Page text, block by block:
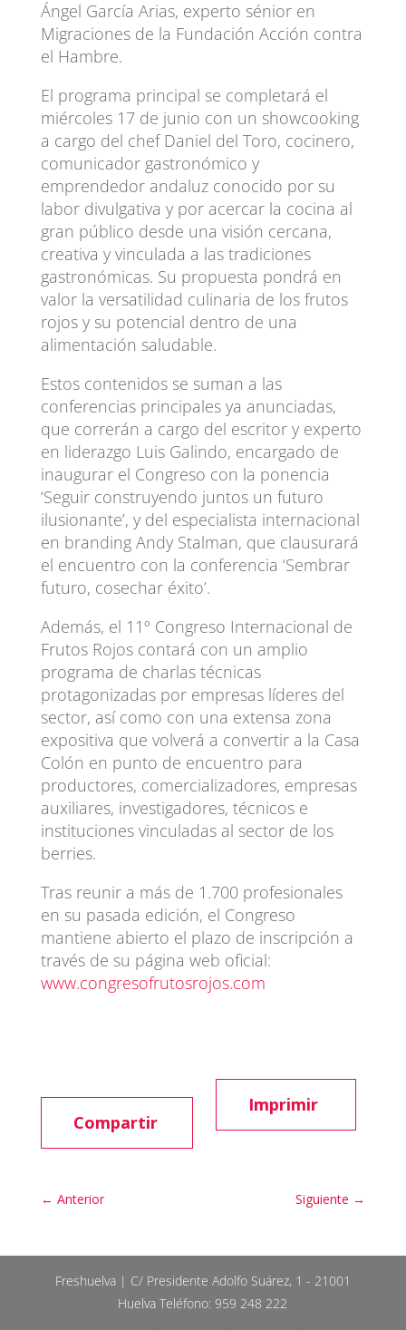
Ángel García Arias, experto sénior en
Migraciones de la Fundación Acción contra
el Hambre.
El programa principal se completará el
miércoles 17 de junio con un showcooking
a cargo del chef Daniel del Toro, cocinero,
comunicador gastronómico y
emprendedor andaluz conocido por su
labor divulgativa y por acercar la cocina al
gran público desde una visión cercana,
creativa y vinculada a las tradiciones
gastronómicas. Su propuesta pondrá en
valor la versatilidad culinaria de los frutos
rojos y su potencial dentro de una
alimentación saludable.
Estos contenidos se suman a las
conferencias principales ya anunciadas,
que correrán a cargo del escritor y experto
en liderazgo Luis Galindo, encargado de
inaugurar el Congreso con la ponencia
‘Seguir construyendo juntos un futuro
ilusionante’, y del especialista internacional
en branding Andy Stalman, que clausurará
el encuentro con la conferencia ‘Sembrar
futuro, cosechar éxito’.
Además, el 11º Congreso Internacional de
Frutos Rojos contará con un amplio
programa de charlas técnicas
protagonizadas por empresas líderes del
sector, así como con una extensa zona
expositiva que volverá a convertir a la Casa
Colón en punto de encuentro para
productores, comercializadores, empresas
auxiliares, investigadores, técnicos e
instituciones vinculadas al sector de los
berries.
Tras reunir a más de 1.700 profesionales
en su pasada edición, el Congreso
mantiene abierto el plazo de inscripción a
través de su página web oficial:
www.congresofrutosrojos.com
Compartir
Imprimir
← Anterior Siguiente →
Freshuelva | C/ Presidente Adolfo Suárez, 1 - 21001
Huelva Teléfono: 959 248 222